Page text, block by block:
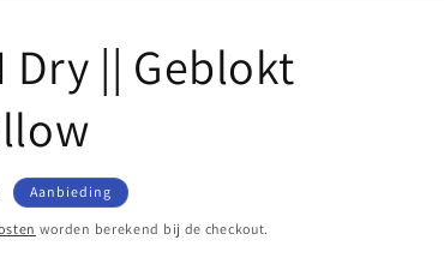
Dry || Geblokt
Aanbieding
worden berekend bij de checkout.